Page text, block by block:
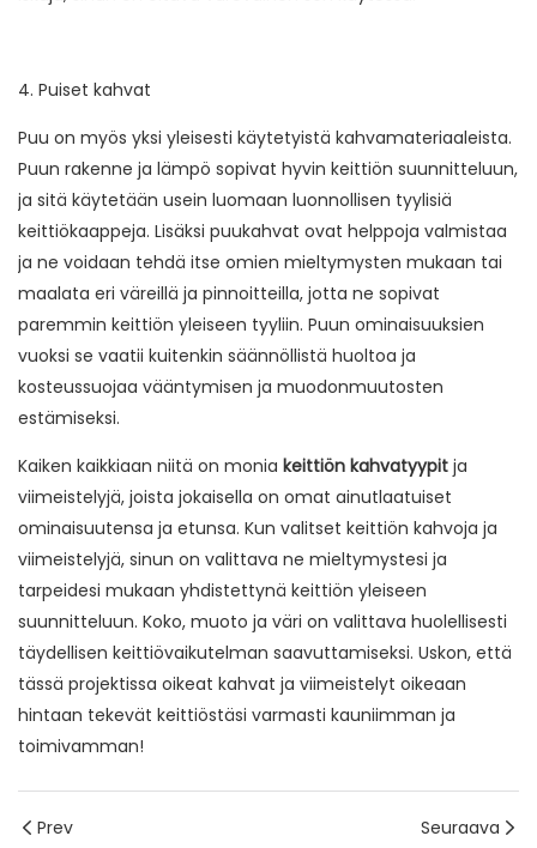
4. Puiset kahvat
Puu on myös yksi yleisesti käytetyistä kahvamateriaaleista.
Puun rakenne ja lämpö sopivat hyvin keittiön suunnitteluun,
ja sitä käytetään usein luomaan luonnollisen tyylisiä
keittiökaappeja. Lisäksi puukahvat ovat helppoja valmistaa
ja ne voidaan tehdä itse omien mieltymysten mukaan tai
maalata eri väreillä ja pinnoitteilla, jotta ne sopivat
paremmin keittiön yleiseen tyyliin. Puun ominaisuuksien
vuoksi se vaatii kuitenkin säännöllistä huoltoa ja
kosteussuojaa vääntymisen ja muodonmuutosten
estämiseksi.
Kaiken kaikkiaan niitä on monia keittiön kahvatyypit ja
viimeistelyjä, joista jokaisella on omat ainutlaatuiset
ominaisuutensa ja etunsa. Kun valitset keittiön kahvoja ja
viimeistelyjä, sinun on valittava ne mieltymystesi ja
tarpeidesi mukaan yhdistettynä keittiön yleiseen
suunnitteluun. Koko, muoto ja väri on valittava huolellisesti
täydellisen keittiövaikutelman saavuttamiseksi. Uskon, että
tässä projektissa oikeat kahvat ja viimeistelyt oikeaan
hintaan tekevät keittiöstäsi varmasti kauniimman ja
toimivamman!
Prev Seuraava